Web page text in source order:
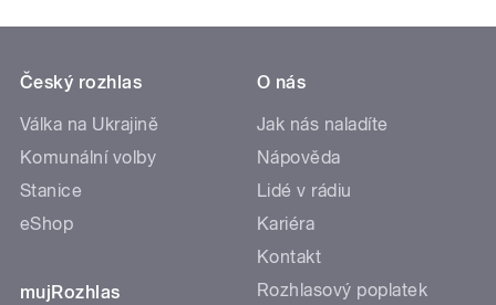
Český rozhlas
Válka na Ukrajině
Komunální volby
Stanice
eShop
mujRozhlas
O nás
Jak nás naladíte
Nápověda
Lidé v rádiu
Kariéra
Kontakt
Rozhlasový poplatek